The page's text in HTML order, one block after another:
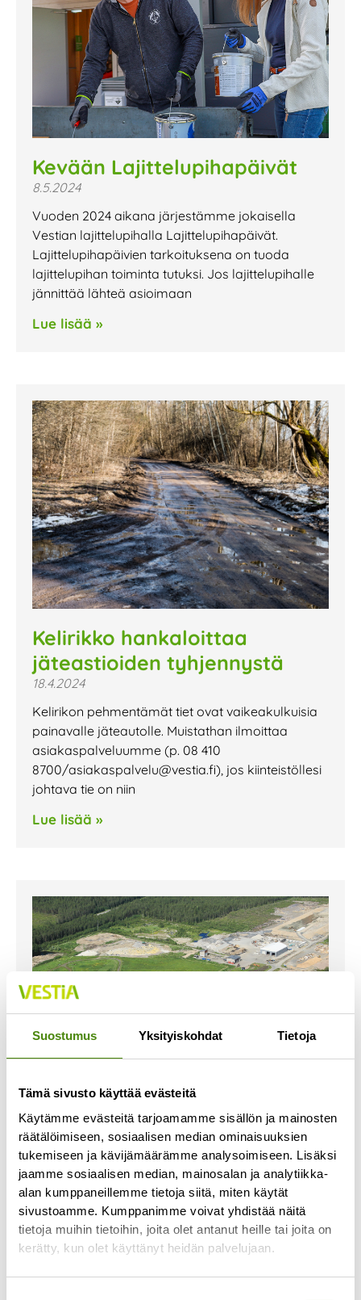
Suostumus Yksityiskohdat Tietoja
Tämä sivusto käyttää evästeitä
Käytämme evästeitä tarjoamamme sisällön ja mainosten
räätälöimiseen, sosiaalisen median ominaisuuksien
tukemiseen ja kävijämäärämme analysoimiseen. Lisäksi
jaamme sosiaalisen median, mainosalan ja analytiikka-
alan kumppaneillemme tietoja siitä, miten käytät
sivustoamme. Kumppanimme voivat yhdistää näitä
tietoja muihin tietoihin, joita olet antanut heille tai joita on
kerätty, kun olet käyttänyt heidän palvelujaan.
Kevään Lajittelupihapäivät
8.5.2024
Vuoden 2024 aikana järjestämme jokaisella
Vestian lajittelupihalla Lajittelupihapäivät.
Lajittelupihapäivien tarkoituksena on tuoda
lajittelupihan toiminta tutuksi. Jos lajittelupihalle
jännittää lähteä asioimaan
Lue lisää »
Kelirikko hankaloittaa
jäteastioiden tyhjennystä
18.4.2024
Kelirikon pehmentämät tiet ovat vaikeakulkuisia
painavalle jäteautolle. Muistathan ilmoittaa
asiakaspalveluumme (p. 08 410
8700/asiakaspalvelu@vestia.fi), jos kiinteistöllesi
johtava tie on niin
Lue lisää »
Jätekeskukselta tulevan
veden määrää rajoitettiin
viemäriverkkoon
16.4.2024
Ylivieskan kaupungilta tuli Vestialle pyyntö
perjantaina 12.4. rajoittaa jätekeskukselta